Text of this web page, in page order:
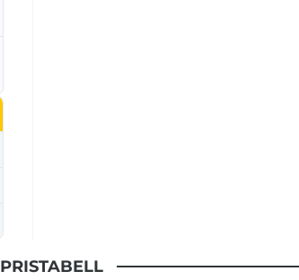
PRISTABELL